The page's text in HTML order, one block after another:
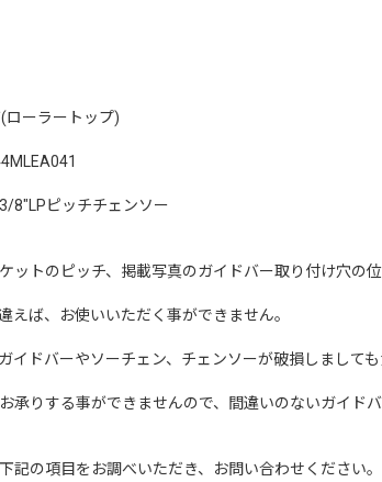
ローラートップ)
8"LPピッチチェンソー
ットのピッチ、掲載写真のガイドバー取り付け穴の
えば、お使いいただく事ができません。
イドバーやソーチェン、チェンソーが破損しましても
承りする事ができませんので、間違いのないガイド
記の項目をお調べいただき、お問い合わせください。